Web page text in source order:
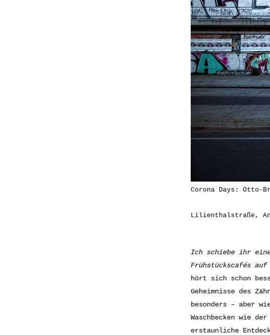
Corona Days: Otto-
Lilienthalstraße,
Ich schiebe ihr eine
Frühstückscafés
hört sich schon
Geheimnisse des
besonders – aber
Waschbecken wie
erstaunliche